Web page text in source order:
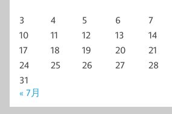
3
4 5 6 7
10
11 12 13 14
17
18 19 20 21
24
25 26 27 28
31
« 7月